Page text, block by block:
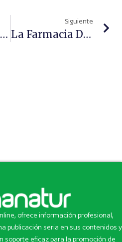
En Marcha La Edición Nº86 De La Revista Farmanatur
Siguiente
La Farmacia Del Futuro Apuesta Por La Inteligencia Artificial Y Los Servicios Personalizados
ofrece información profesional,
publicación seria en sus contenidos y
soporte eficaz para la promoción de